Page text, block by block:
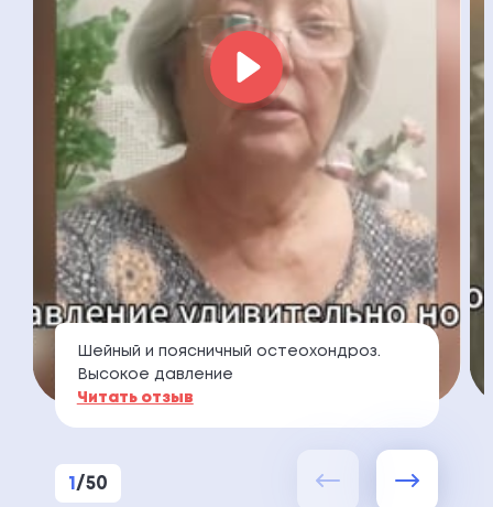
Шейный и поясничный остеохондроз.
Высокое давление
Читать отзыв
1 /50